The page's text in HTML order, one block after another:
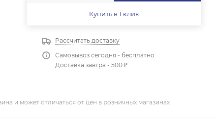
Купить в 1 клик
Рассчитать доставку
Самовывоз сегодня - бесплатно
Доставка завтра - 500 ₽
и может отличаться от цен в розничных магазинах